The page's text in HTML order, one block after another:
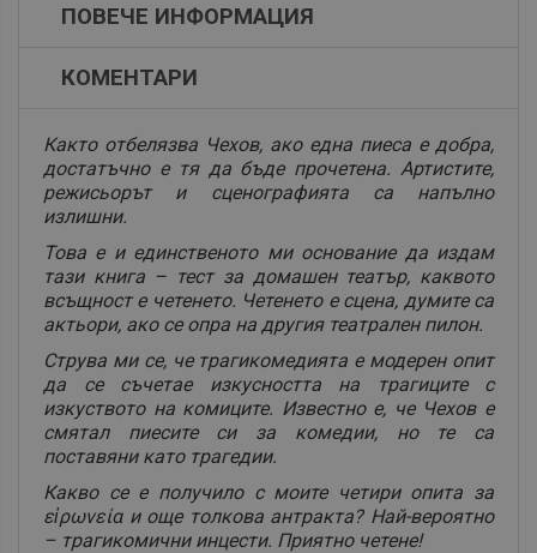
ПОВЕЧЕ ИНФОРМАЦИЯ
КОМЕНТАРИ
Както отбелязва Чехов, ако една пиеса е добра,
достатъчно е тя да бъде прочетена. Артистите,
режисьорът и сценографията са напълно
излишни.
Това е и единственото ми основание да издам
тази книга – тест за домашен театър, каквото
всъщност е четенето. Четенето е сцена, думите са
актьори, ако се опра на другия театрален пилон.
Струва ми се, че трагикомедията е модерен опит
да се съчетае изкусността на трагиците с
изкуството на комиците. Известно е, че Чехов е
смятал пиесите си за комедии, но те са
поставяни като трагедии.
Какво се е получило с моите четири опита за
εἰρωνεία и още толкова антракта? Най-вероятно
– трагикомични инцести. Приятно четене!